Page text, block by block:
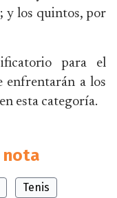
y los quintos, por
para el
enfrentarán a los
esta categoría.
nota
Tenis